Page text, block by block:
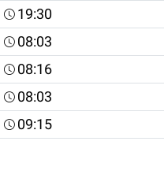
19:30
08:03
08:16
08:03
09:15